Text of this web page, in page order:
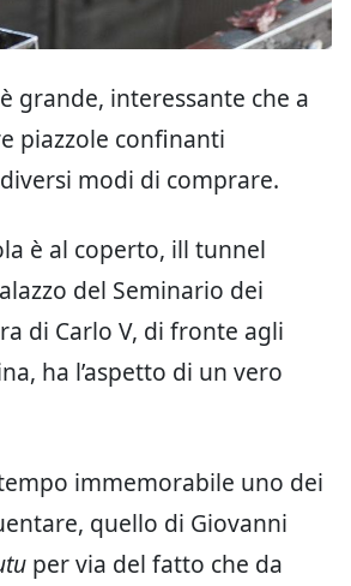
grande, interessante che a
piazzole confinanti
modi di comprare.
è al coperto, ill tunnel
del Seminario dei
di Carlo V, di fronte agli
ha l’aspetto di un vero
immemorabile uno dei
quello di Giovanni
per via del fatto che da